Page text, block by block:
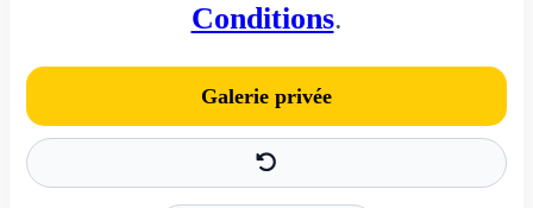
Conditions.
Galerie privée